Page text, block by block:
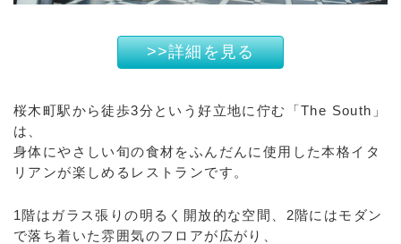
>>詳細を見る
桜木町駅から徒歩3分という好立地に佇む「The South」
は、
身体にやさしい旬の食材をふんだんに使用した本格イタ
リアンが楽しめるレストランです。
1階はガラス張りの明るく開放的な空間、2階にはモダン
で落ち着いた雰囲気のフロアが広がり、